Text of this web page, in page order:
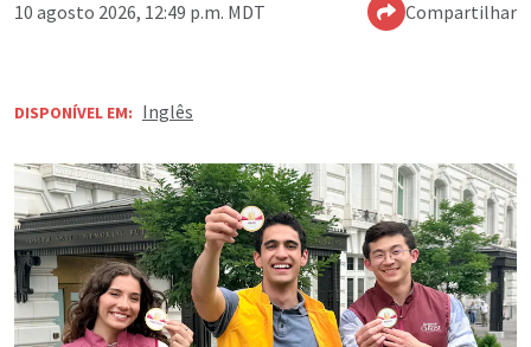
10 agosto 2026, 12:49 p.m. MDT Compartilhar
DISPONÍVEL EM: Inglês